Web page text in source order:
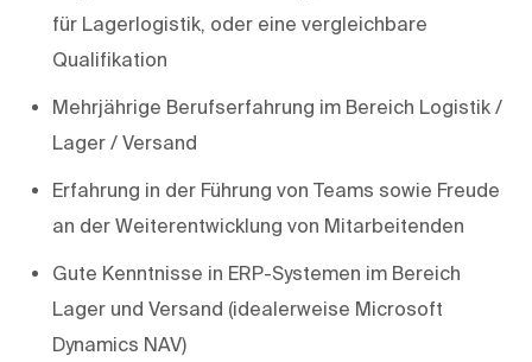
für Lagerlogistik, oder eine vergleichbare
Qualifikation
Mehrjährige Berufserfahrung im Bereich Logistik /
Lager / Versand
Erfahrung in der Führung von Teams sowie Freude
an der Weiterentwicklung von Mitarbeitenden
Gute Kenntnisse in ERP-Systemen im Bereich
Lager und Versand (idealerweise Microsoft
Dynamics NAV)